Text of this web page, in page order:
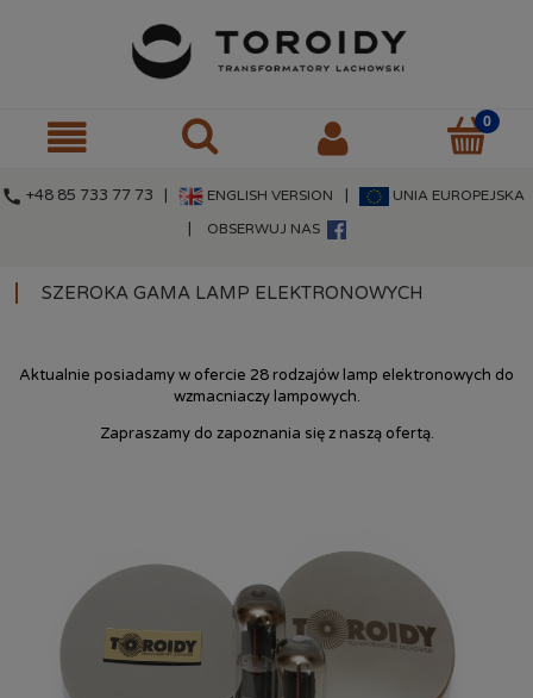
call +48 85 733 77 73 | ENGLISH VERSION UNIA EUROPEJSKA
OBSERWUJ NAS
SZEROKA GAMA LAMP ELEKTRONOWYCH
Aktualnie posiadamy w ofercie 28 rodzajów lamp elektronowych do
wzmacniaczy lampowych.
Zapraszamy do zapoznania się z naszą ofertą.